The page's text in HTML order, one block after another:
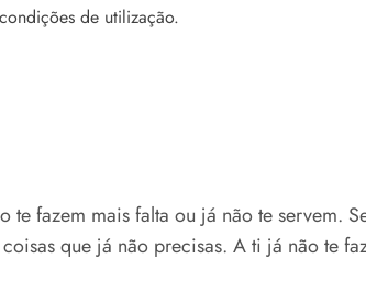
de utilização.
fazem mais falta ou já não te servem.
que já não precisas. A ti já não te